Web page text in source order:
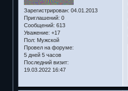
Зарегистрирован: 04.01.2013
Приглашений: 0
Сообщений: 613
Уважение: +17
Пол: Мужской
Провел на форуме:
5 дней 5 часов
Последний визит:
19.03.2022 16:47